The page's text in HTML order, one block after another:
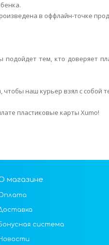
в оффлайн-точке
тем, кто доверяет
чтобы наш курьер взял с собой
пластиковые карты Xumo!
магазине
система